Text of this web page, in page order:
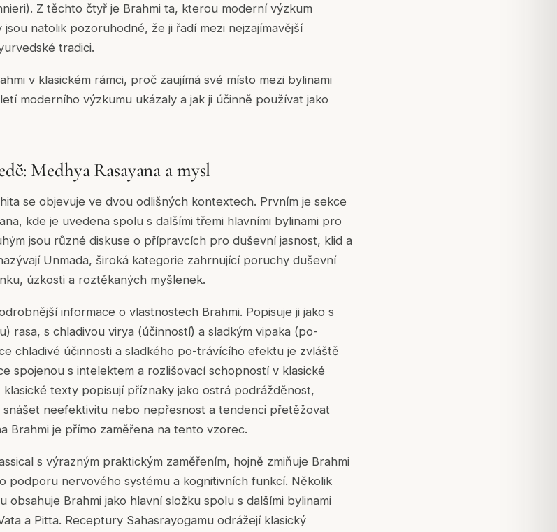
Z těchto čtyř je Brahmi ta, kterou moderní výzkum
natolik pozoruhodné, že ji řadí mezi nejzajímavější
tradici.
v klasickém rámci, proč zaujímá své místo mezi bylinami
moderního výzkumu ukázaly a jak ji účinně používat jako
Medhya Rasayana a mysl
se objevuje ve dvou odlišných kontextech. Prvním je sekce
kde je uvedena spolu s dalšími třemi hlavními bylinami pro
jsou různé diskuse o přípravcích pro duševní jasnost, klid a
Unmada, široká kategorie zahrnující poruchy duševní
úzkosti a roztěkaných myšlenek.
informace o vlastnostech Brahmi. Popisuje ji jako s
rasa, s chladivou virya (účinností) a sladkým vipaka (po-
chladivé účinnosti a sladkého po-trávícího efektu je zvláště
spojenou s intelektem a rozlišovací schopností v klasické
texty popisují příznaky jako ostrá podrážděnost,
neefektivitu nebo nepřesnost a tendenci přetěžovat
Brahmi je přímo zaměřena na tento vzorec.
s výrazným praktickým zaměřením, hojně zmiňuje Brahmi
podporu nervového systému a kognitivních funkcí. Několik
Brahmi jako hlavní složku spolu s dalšími bylinami
a Pitta. Receptury Sahasrayogamu odrážejí klasický